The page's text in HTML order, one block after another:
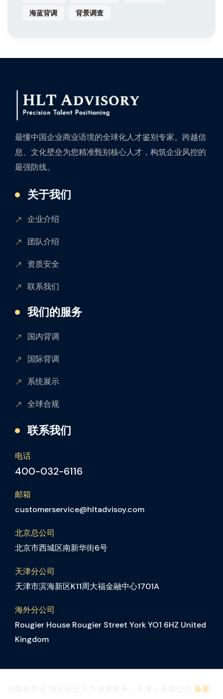
海蓝背调
背景调查
最懂中国企业商业语境的全球化人才鉴别专家。跨越信
息、文化壁垒为您精准甄别核心人才，构筑企业风控的
最强防线。
关于我们
企业介绍
团队介绍
资质安全
联系我们
我们的服务
国内背调
国际背调
系统展示
全球合规
联系我们
电话
400-032-6116
邮箱
customerservice@hltadvisoy.com
北京总公司
北京市西城区南新华街6号
天津分公司
天津市滨海新区K11周大福金融中心1701A
海外分公司
Rougier House Rougier Street York YO1 6HZ United
Kingdom
备案